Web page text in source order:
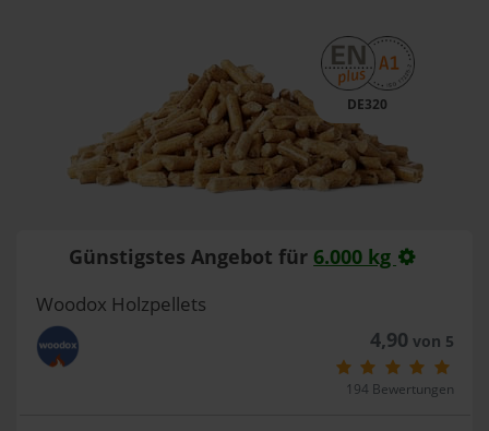
DE320
Günstigstes Angebot für 6.000 kg
Woodox Holzpellets
4,90 von 5
194 Bewertungen